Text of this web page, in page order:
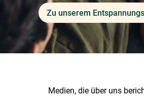
Zu unserem
Medien, die über uns